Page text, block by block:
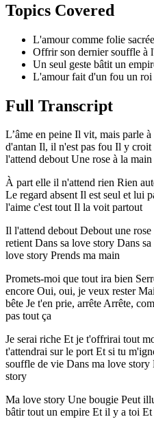
Topics Covered
L'amour comme folie sacrée
Offrir son dernier souffle à
Un seul geste bâtit un
L'amour fait d'un fou un roi
Full Transcript
L’âme en peine Il vit, mais parle
d'antan Il, il n'est pas fou Il y
l'attend debout Une rose à la main
À part elle il n'attend rien Rien
Le regard absent Il est seul et lui
l'aime c'est tout Il la voit partout
Il l'attend debout Debout une
retient Dans sa love story Dans
love story Prends ma main
Promets-moi que tout ira bien
encore Oui, oui, je veux rester
bête Je t'en prie, arrête Arrête,
pas tout ça
Je serai riche Et je t'offrirai tout
t'attendrai sur le port Et si tu
souffle de vie Dans ma love
story
Ma love story Une bougie Peut
bâtir tout un empire Et il y a toi